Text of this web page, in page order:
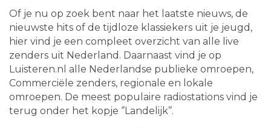
Of je nu op zoek bent naar het laatste nieuws, de
nieuwste hits of de tijdloze klassiekers uit je jeugd,
hier vind je een compleet overzicht van alle live
zenders uit Nederland. Daarnaast vind je op
Luisteren.nl alle Nederlandse publieke omroepen,
Commerciële zenders, regionale en lokale
omroepen. De meest populaire radiostations vind je
terug onder het kopje ‘’Landelijk’’.